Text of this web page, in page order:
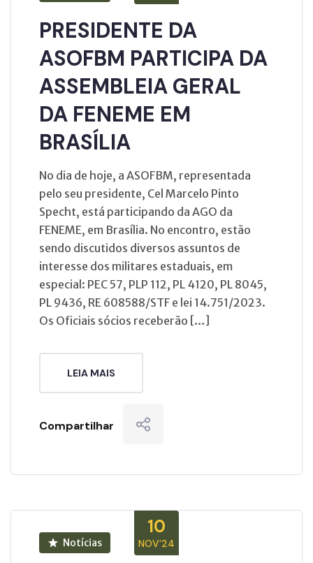
PRESIDENTE DA
ASOFBM PARTICIPA DA
ASSEMBLEIA GERAL
DA FENEME EM
BRASÍLIA
No dia de hoje, a ASOFBM, representada
pelo seu presidente, Cel Marcelo Pinto
Specht, está participando da AGO da
FENEME, em Brasília. No encontro, estão
sendo discutidos diversos assuntos de
interesse dos militares estaduais, em
especial: PEC 57, PLP 112, PL 4120, PL 8045,
PL 9436, RE 608588/STF e lei 14.751/2023.
Os Oficiais sócios receberão […]
LEIA MAIS
Compartilhar
10
NOV’24
Notícias